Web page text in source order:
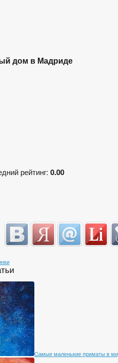
дом в Мадриде
рейтинг: 0.00
Cамые маленькие приматы в